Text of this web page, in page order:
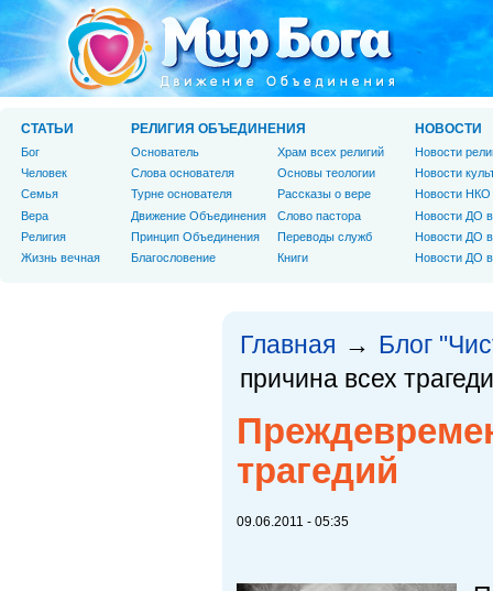
Главная → Блог
причина всех
трагедий
09.06.2011 - 05:35
СТАТЬИ
Бог
Человек
Cемья
Вера
Религия
Жизнь вечная
РЕЛИГИЯ ОБЪЕДИНЕНИЯ
Основатель
Слова основателя
Турне основателя
Движение Объединения
Принцип Объединения
Благословение
Храм всех религий
Основы теологии
Рассказы о вере
Слово пастора
Переводы служб
Книги
НОВОСТИ
Новости
Новости
Новости НКО
Новости ДО
Новости ДО
Новости ДО